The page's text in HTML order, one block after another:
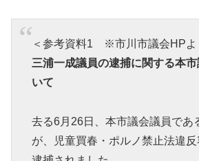
＜参考資料1 ※市川市議会HPよ
三浦一成議員の逮捕に関する本
いて
去る6月26日、本市議会議員であ
が、児童買春・ポルノ禁止法違